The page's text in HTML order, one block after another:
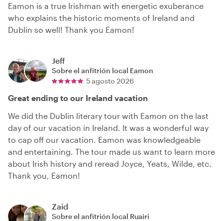
Eamon is a true Irishman with energetic exuberance
who explains the historic moments of Ireland and
Dublin so well! Thank you Eamon!
Jeff
Sobre el anfitrión local Eamon
5 agosto 2026
Great ending to our Ireland vacation
We did the Dublin literary tour with Eamon on the last
day of our vacation in Ireland. It was a wonderful way
to cap off our vacation. Eamon was knowledgeable
and entertaining. The tour made us want to learn more
about Irish history and reread Joyce, Yeats, Wilde, etc.
Thank you, Eamon!
Zaid
Sobre el anfitrión local Ruairi